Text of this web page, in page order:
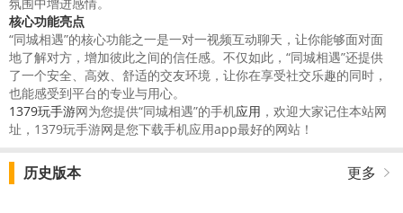
核心功能亮点
“同城相遇”的核心功能之一是一对一视频互动聊天，让你能够面对面
地了解对方，增加彼此之间的信任感。不仅如此，“同城相遇”还提供
了一个安全、高效、舒适的交友环境，让你在享受社交乐趣的同时，
也能感受到平台的专业与用心。
1379玩手游网为您提供“同城相遇”的手机应用 ，欢迎大家记住本站网
址，1379玩手游网是您下载手机应用app最好的网站！
历史版本 更多